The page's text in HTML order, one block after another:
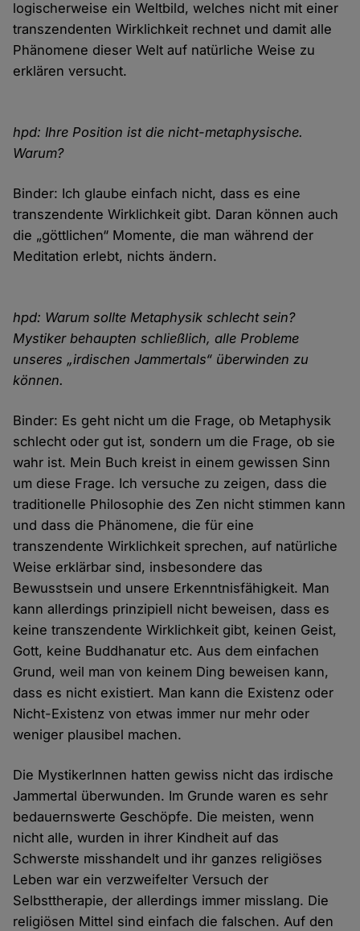
logischerweise ein Weltbild, welches nicht mit einer
transzendenten Wirklichkeit rechnet und damit alle
Phänomene dieser Welt auf natürliche Weise zu
erklären versucht.
hpd: Ihre Position ist die nicht-metaphysische.
Warum?
Binder: Ich glaube einfach nicht, dass es eine
transzendente Wirklichkeit gibt. Daran können auch
die „göttlichen“ Momente, die man während der
Meditation erlebt, nichts ändern.
hpd: Warum sollte Metaphysik schlecht sein?
Mystiker behaupten schließlich, alle Probleme
unseres „irdischen Jammertals“ überwinden zu
können.
Binder: Es geht nicht um die Frage, ob Metaphysik
schlecht oder gut ist, sondern um die Frage, ob sie
wahr ist. Mein Buch kreist in einem gewissen Sinn
um diese Frage. Ich versuche zu zeigen, dass die
traditionelle Philosophie des Zen nicht stimmen kann
und dass die Phänomene, die für eine
transzendente Wirklichkeit sprechen, auf natürliche
Weise erklärbar sind, insbesondere das
Bewusstsein und unsere Erkenntnisfähigkeit. Man
kann allerdings prinzipiell nicht beweisen, dass es
keine transzendente Wirklichkeit gibt, keinen Geist,
Gott, keine Buddhanatur etc. Aus dem einfachen
Grund, weil man von keinem Ding beweisen kann,
dass es nicht existiert. Man kann die Existenz oder
Nicht-Existenz von etwas immer nur mehr oder
weniger plausibel machen.
Die MystikerInnen hatten gewiss nicht das irdische
Jammertal überwunden. Im Grunde waren es sehr
bedauernswerte Geschöpfe. Die meisten, wenn
nicht alle, wurden in ihrer Kindheit auf das
Schwerste misshandelt und ihr ganzes religiöses
Leben war ein verzweifelter Versuch der
Selbsttherapie, der allerdings immer misslang. Die
religiösen Mittel sind einfach die falschen. Auf den